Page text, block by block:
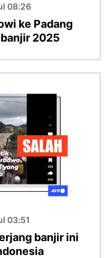
08:26
ke Padang
2025
03:51
banjir ini